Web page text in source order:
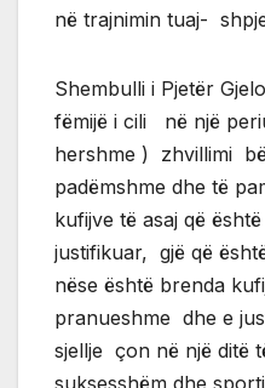
në trajnimin tuaj-
Shembulli i Pjetër
fëmijë i cili në një
hershme ) zhvillimi
padëmshme dhe të
kufijve të asaj që
justifikuar, gjë që
nëse është brenda
pranueshme dhe e
sjellje çon në një ditë
suksesshëm dhe